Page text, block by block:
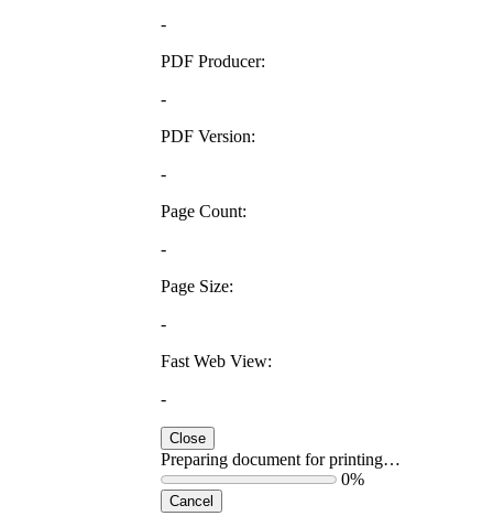
-
PDF Producer:
-
PDF Version:
-
Page Count:
-
Page Size:
-
Fast Web View:
-
Close
Preparing document for printing…
0%
Cancel